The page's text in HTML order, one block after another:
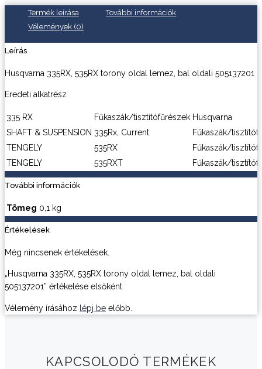
Termék leírása
További információk
Vélemények (0)
Leírás
Husqvarna 335RX, 535RX torony oldal lemez, bal oldali 505137201
Eredeti alkatrész
335 RX Fűkaszák/tisztítófűrészek Husqvarna
SHAFT & SUSPENSION 335Rx, Current
Fűkaszák/
TENGELY
535RX
Fűkaszák/
TENGELY
535RXT Fűkaszák/
További információk
Tömeg 0,1 kg
Értékelések
Még nincsenek értékelések.
„Husqvarna 335RX, 535RX torony oldal lemez, bal oldali
505137201” értékelése elsőként
Vélemény írásához lépj be előbb.
KAPCSOLODÓ TERMÉKEK